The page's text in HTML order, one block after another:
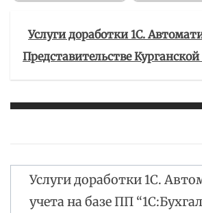
Услуги доработки 1С.
Представительстве
Навигация
Услуги доработки 1С.
учета на базе ПП